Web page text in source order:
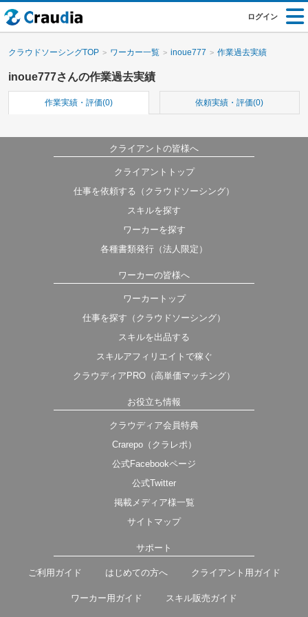
ログイン
クラウドソーシングTOP ワーカー一覧 inoue777 作業過去実績
inoue777さんの作業過去実績
作業実績・評価(0) 依頼実績・評価(0)
クライアントの皆様へ
クライアントトップ
仕事を依頼する（クラウドソーシング）
スキルを探す
ワーカーを探す
各種書類発行（法人限定）
ワーカーの皆様へ
ワーカートップ
仕事を探す（クラウドソーシング）
スキルを出品する
スキルアフィリエイトで稼ぐ
クラウディアPRO（高単価マッチング）
お役立ち情報
クラウディア会員特典
Crarepo（クラレポ）
公式Facebookページ
公式Twitter
掲載メディア様一覧
サイトマップ
サポート
ご利用ガイド はじめての方へ クライアント用ガイド
ワーカー用ガイド スキル販売ガイド